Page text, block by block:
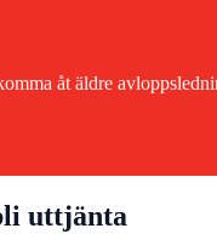
åt äldre
uttjänta